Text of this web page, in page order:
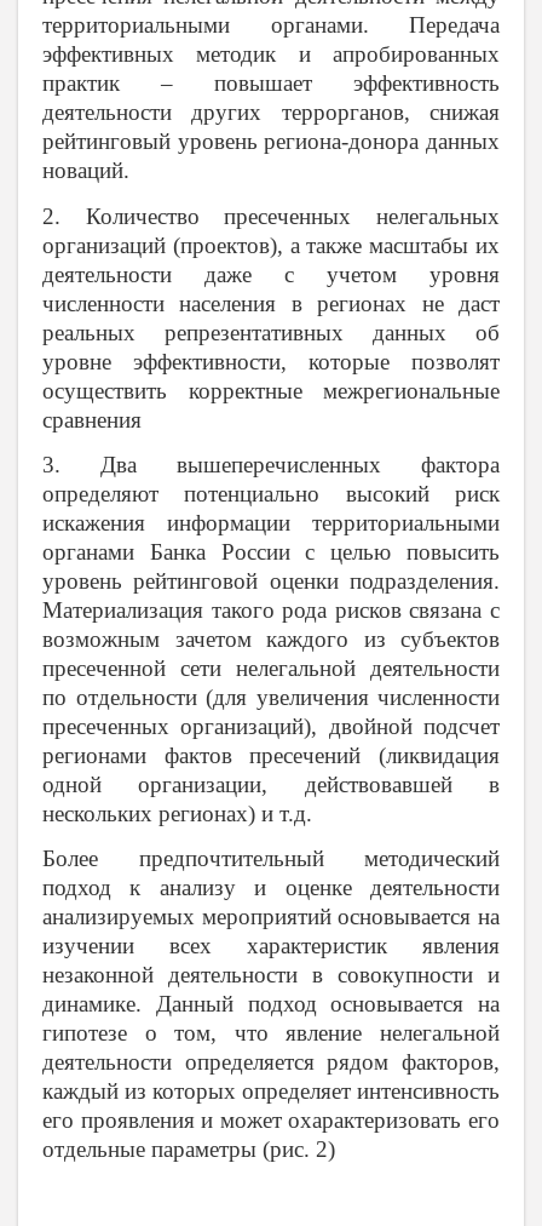
территориальными органами. Передача
эффективных методик и апробированных
практик – повышает эффективность
деятельности других террорганов, снижая
рейтинговый уровень региона-донора данных
новаций.
2. Количество пресеченных нелегальных
организаций (проектов), а также масштабы их
деятельности даже с учетом уровня
численности населения в регионах не даст
реальных репрезентативных данных об
уровне эффективности, которые позволят
осуществить корректные межрегиональные
сравнения
3. Два вышеперечисленных фактора
определяют потенциально высокий риск
искажения информации территориальными
органами Банка России с целью повысить
уровень рейтинговой оценки подразделения.
Материализация такого рода рисков связана с
возможным зачетом каждого из субъектов
пресеченной сети нелегальной деятельности
по отдельности (для увеличения численности
пресеченных организаций), двойной подсчет
регионами фактов пресечений (ликвидация
одной организации, действовавшей в
нескольких регионах) и т.д.
Более предпочтительный методический
подход к анализу и оценке деятельности
анализируемых мероприятий основывается на
изучении всех характеристик явления
незаконной деятельности в совокупности и
динамике. Данный подход основывается на
гипотезе о том, что явление нелегальной
деятельности определяется рядом факторов,
каждый из которых определяет интенсивность
его проявления и может охарактеризовать его
отдельные параметры (рис. 2)